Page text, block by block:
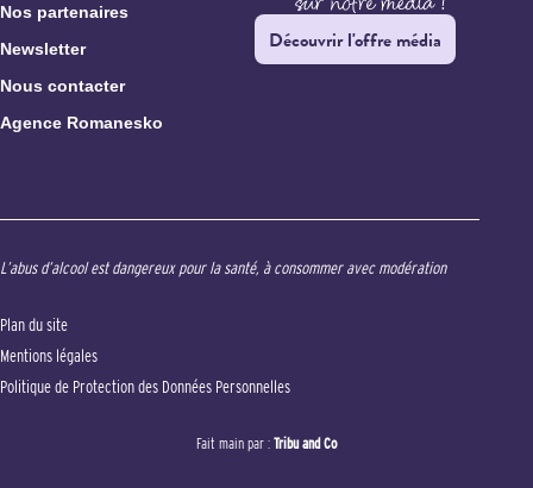
Nos partenaires
Newsletter
Nous contacter
Agence Romanesko
Découvrir l'offre média
L’abus d’alcool est dangereux pour la santé, à consommer avec modération
Plan du site
Mentions légales
Politique de Protection des Données Personnelles
Fait main par : Tribu and Co